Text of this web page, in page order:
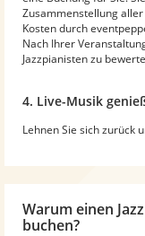
Zusammenstellung
Kosten durch
Nach Ihrer
Jazzpianisten zu
4. Live-Musik
Lehnen Sie sich zurück
Warum einen
buchen?